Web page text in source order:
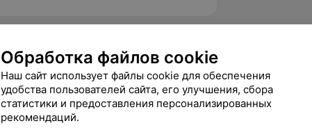
Хованский
Обработка файлов cookie
Наш сайт использует файлы cookie для обеспечения
удобства пользователей сайта, его улучшения, сбора
статистики и предоставления персонализированных
рекомендаций.